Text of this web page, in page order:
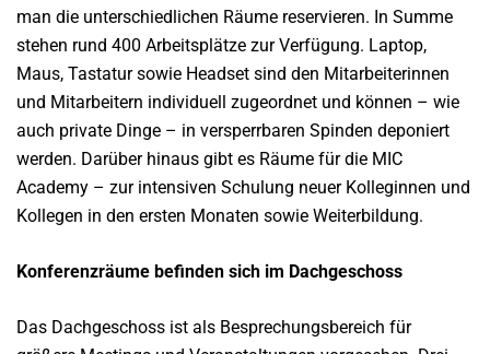
man die unterschiedlichen Räume reservieren. In Summe
stehen rund 400 Arbeitsplätze zur Verfügung. Laptop,
Maus, Tastatur sowie Headset sind den Mitarbeiterinnen
und Mitarbeitern individuell zugeordnet und können – wie
auch private Dinge – in versperrbaren Spinden deponiert
werden. Darüber hinaus gibt es Räume für die MIC
Academy – zur intensiven Schulung neuer Kolleginnen und
Kollegen in den ersten Monaten sowie Weiterbildung.
Konferenzräume befinden sich im Dachgeschoss
Das Dachgeschoss ist als Besprechungsbereich für